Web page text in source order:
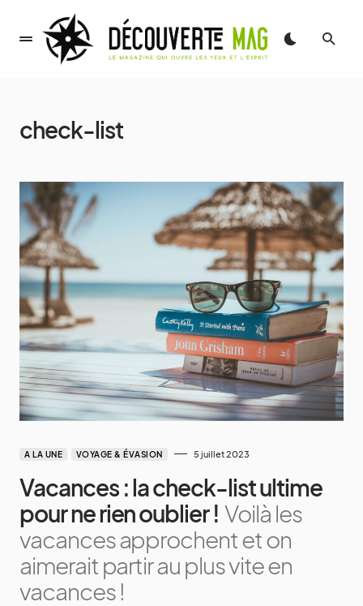
check-list
A LA UNE VOYAGE & ÉVASION 5 juillet 2023
Vacances : la check-list ultime
pour ne rien oublier ! Voilà les
vacances approchent et on
aimerait partir au plus vite en
vacances !